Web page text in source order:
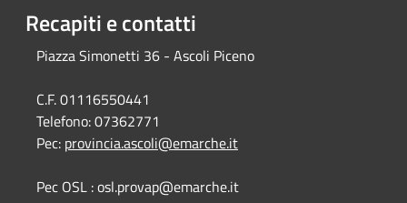
Recapiti e contatti
Piazza Simonetti 36 - Ascoli Piceno
C.F. 01116550441
Telefono:07362771
Pec: provincia.ascoli@emarche.it
Pec OSL : osl.provap@emarche.it